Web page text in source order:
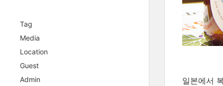
Tag
Media
Location
Guest
Admin
일본에서